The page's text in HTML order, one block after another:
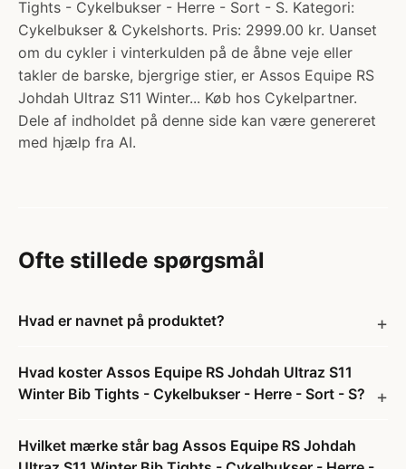
Tights - Cykelbukser - Herre - Sort - S. Kategori:
Cykelbukser & Cykelshorts. Pris: 2999.00 kr. Uanset
om du cykler i vinterkulden på de åbne veje eller
takler de barske, bjergrige stier, er Assos Equipe RS
Johdah Ultraz S11 Winter... Køb hos Cykelpartner.
Dele af indholdet på denne side kan være genereret
med hjælp fra AI.
Ofte stillede spørgsmål
Hvad er navnet på produktet?
Hvad koster Assos Equipe RS Johdah Ultraz S11
Winter Bib Tights - Cykelbukser - Herre - Sort - S?
Hvilket mærke står bag Assos Equipe RS Johdah